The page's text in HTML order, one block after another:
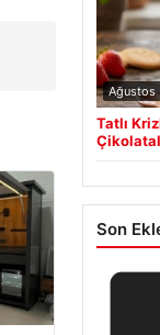
Ağustos
Tatlı
Son